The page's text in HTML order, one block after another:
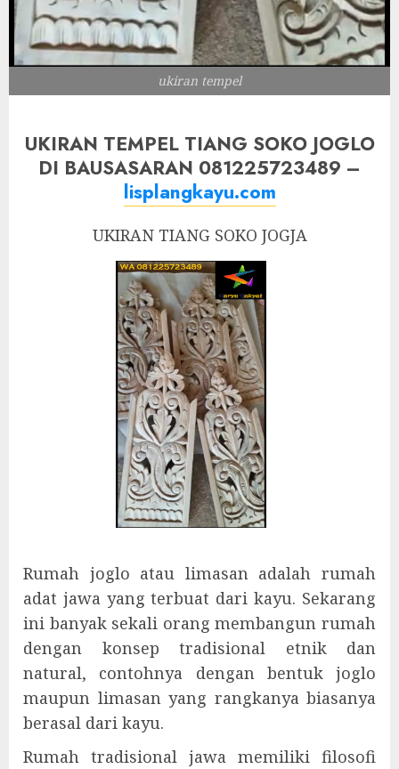
ukiran tempel
UKIRAN TEMPEL TIANG SOKO JOGLO
DI BAUSASARAN 081225723489 –
lisplangkayu.com
UKIRAN TIANG SOKO JOGJA
Rumah joglo atau limasan adalah rumah
adat jawa yang terbuat dari kayu. Sekarang
ini banyak sekali orang membangun rumah
dengan konsep tradisional etnik dan
natural, contohnya dengan bentuk joglo
maupun limasan yang rangkanya biasanya
berasal dari kayu.
Rumah tradisional jawa memiliki filosofi